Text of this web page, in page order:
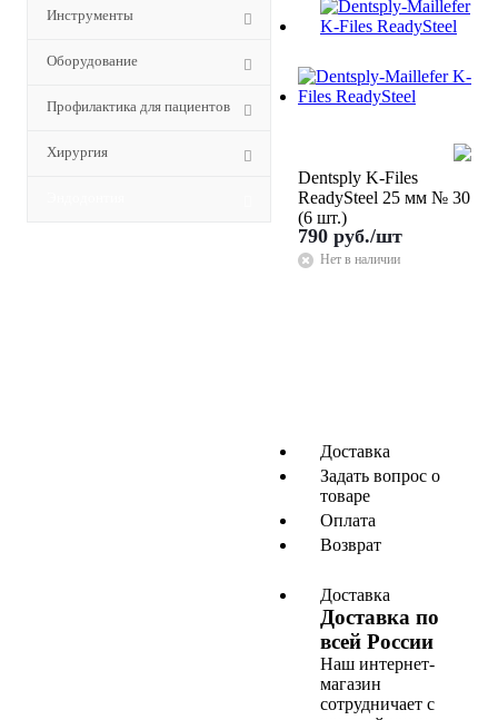
Инструменты
Оборудование
Профилактика для пациентов
Хирургия
Dentsply K-Files
ReadySteel 25 мм № 30
(6 шт.)
790 руб./шт
Нет в наличии
Доставка
Задать вопрос о
товаре
Оплата
Возврат
Доставка
Доставка по
всей России
Наш интернет-
магазин
сотрудничает с